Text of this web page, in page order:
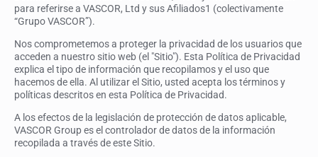
para referirse a VASCOR, Ltd y sus Afiliados1 (colectivamente
“Grupo VASCOR”).
Nos comprometemos a proteger la privacidad de los usuarios que
acceden a nuestro sitio web (el "Sitio"). Esta Política de Privacidad
explica el tipo de información que recopilamos y el uso que
hacemos de ella. Al utilizar el Sitio, usted acepta los términos y
políticas descritos en esta Política de Privacidad.
A los efectos de la legislación de protección de datos aplicable,
VASCOR Group es el controlador de datos de la información
recopilada a través de este Sitio.